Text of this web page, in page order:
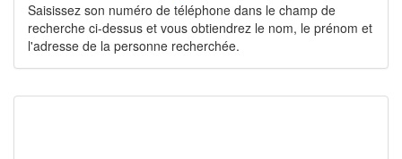
Saisissez son numéro de téléphone dans le champ de
recherche ci-dessus et vous obtiendrez le nom, le prénom et
l'adresse de la personne recherchée.